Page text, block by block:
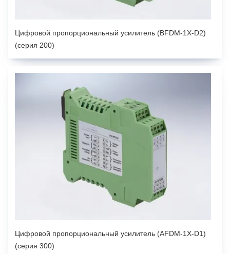
Цифровой пропорциональный усилитель (BFDM-1X-D2)
(серия 200)
Цифровой пропорциональный усилитель (AFDM-1X-D1)
(серия 300)